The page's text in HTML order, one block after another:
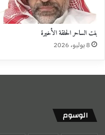
بنت الساحر الحلقة الأخيرة
8 يوليو، 2026
الوسوم